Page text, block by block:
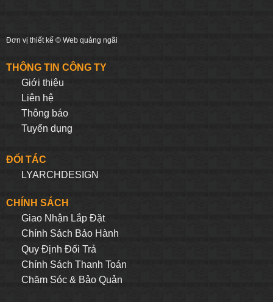
Đơn vị thiết kế © Web quảng ngãi
THÔNG TIN CÔNG TY
Giới thiệu
Liên hệ
Thông báo
Tuyển dụng
ĐỐI TÁC
LYARCHDESIGN
CHÍNH SÁCH
Giao Nhận Lắp Đặt
Chính Sách Bảo Hành
Quy Định Đối Trả
Chính Sách Thanh Toán
Chăm Sóc & Bảo Quản